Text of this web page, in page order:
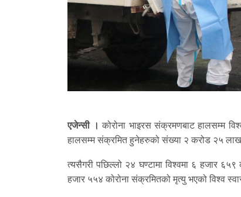
एजेन्सी । कोरोना भाइरस संक्रमणबाट हालसम्म
हालसम्म संक्रमित हुनेहरुको संख्या २ करोड २५
त्यसैगरी पछिल्लो २४ घण्टामा विश्वमा ६ हजार
हजार ५५४ कोरोना संक्रमितको मृत्यु भएको विश्व